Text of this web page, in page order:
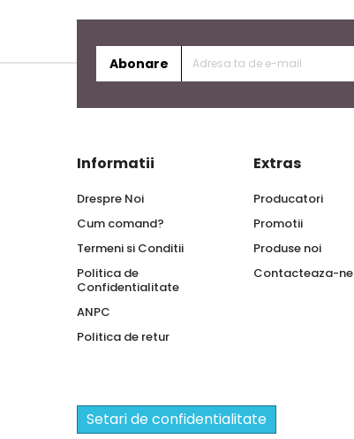
Abonare
Informatii
Drespre Noi
Cum comand?
Termeni si Conditii
Politica de
Confidentialitate
ANPC
Politica de retur
Extras
Producatori
Promotii
Produse noi
Contacteaza-ne
Setari de confidentialitate